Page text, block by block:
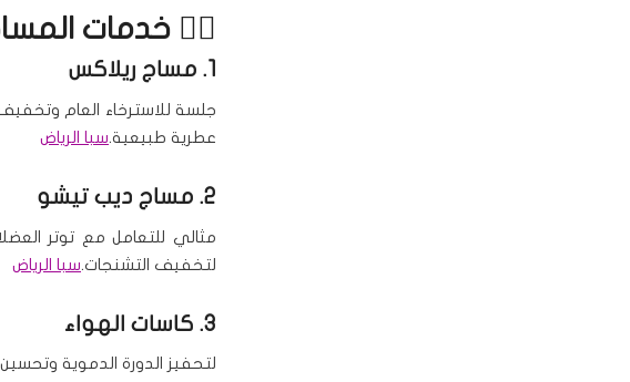
🧖‍♂️ خدمات
1. مساج ريلاكس
جلسة للاسترخاء العام
عطرية طبيعية.سبا الرياض
2. مساج ديب تيشو
مثالي للتعامل مع توتر
لتخفيف التشنجات.سبا الرياض
3. كاسات الهواء
لتحفيز الدورة الدموية